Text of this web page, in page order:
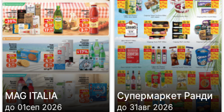
MAG ITALIA
до 01сеп 2026
Супермаркет Ранди
до 31авг 2026